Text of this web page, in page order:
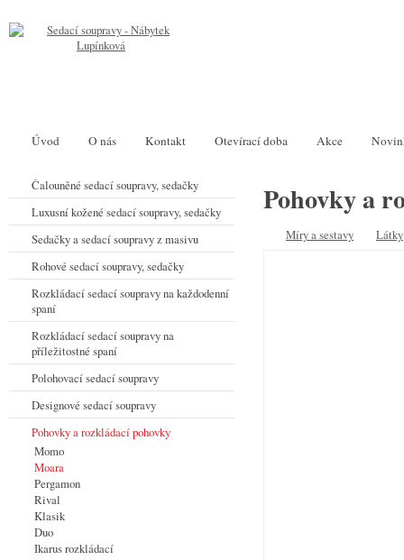
Úvod O nás Kontakt Otevírací doba Akce
Pohovky a
Míry a sestavy Látky
Čalouněné sedací soupravy, sedačky
Luxusní kožené sedací soupravy, sedačky
Sedačky a sedací soupravy z masivu
Rohové sedací soupravy, sedačky
Rozkládací sedací soupravy na každodenní
spaní
Rozkládací sedací soupravy na
příležitostné spaní
Polohovací sedací soupravy
Designové sedací soupravy
Pohovky a rozkládací pohovky
Momo
Moara
Pergamon
Rival
Klasik
Duo
Ikarus rozkládací